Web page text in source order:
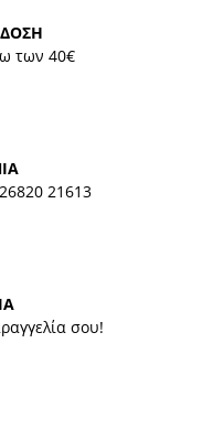
των 40€
21613
σου!